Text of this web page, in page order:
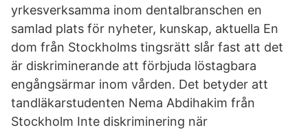
yrkesverksamma inom dentalbranschen en
samlad plats för nyheter, kunskap, aktuella En
dom från Stockholms tingsrätt slår fast att det
är diskriminerande att förbjuda löstagbara
engångsärmar inom vården. Det betyder att
tandläkarstudenten Nema Abdihakim från
Stockholm Inte diskriminering när